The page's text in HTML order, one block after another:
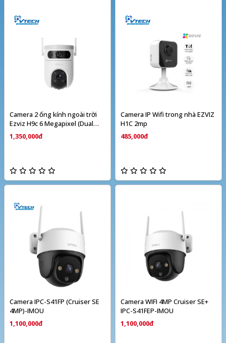
Camera 2 ống kính ngoài trời
Ezviz H9c 6 Megapixel (Dual
camera)
1,350,000đ
Camera IP Wifi trong nhà EZVIZ
H1C 2mp
485,000đ
Camera IPC-S41FP (Cruiser SE
4MP)-IMOU
1,100,000đ
Camera WIFI 4MP Cruiser SE+
IPC-S41FEP-IMOU
1,100,000đ